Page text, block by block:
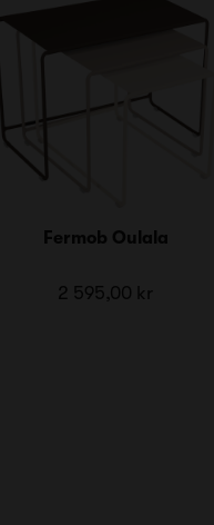
Fermob Oulala
2 595,00 kr